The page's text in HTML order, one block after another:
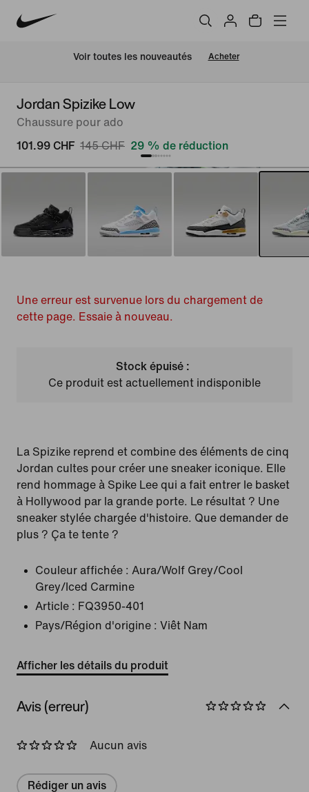
Voir toutes les nouveautés Acheter
Jordan Spizike Low
Chaussure pour ado
101.99 CHF 145 CHF 29 % de réduction
Une erreur est survenue lors du chargement de
cette page. Essaie à nouveau.
Stock épuisé :
Ce produit est actuellement indisponible
La Spizike reprend et combine des éléments de cinq
Jordan cultes pour créer une sneaker iconique. Elle
rend hommage à Spike Lee qui a fait entrer le basket
à Hollywood par la grande porte. Le résultat ? Une
sneaker stylée chargée d'histoire. Que demander de
plus ? Ça te tente ?
Couleur affichée : Aura/Wolf Grey/Cool
Grey/Iced Carmine
Article : FQ3950-401
Pays/Région d'origine : Viêt Nam
Afficher les détails du produit
Avis (erreur)
Aucun avis
Rédiger un avis